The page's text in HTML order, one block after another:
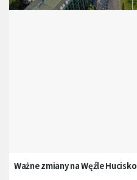
Ważne zmiany na Węźle Hucisko